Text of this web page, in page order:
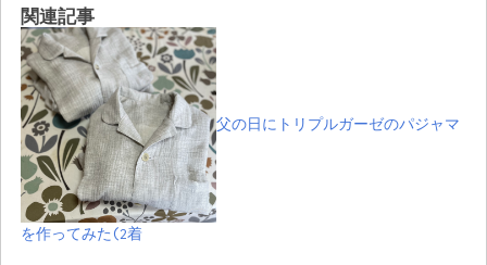
関連記事
父の日にトリプルガーゼのパジャマ
を作ってみた(2着